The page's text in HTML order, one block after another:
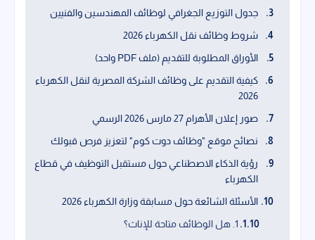
جدول التوزيع الجغرافي لوظائف المهندسين والفنيين
شروط وظائف نقل الكهرباء 2026
الأوراق المطلوبة للتقديم (ملف PDF واحد)
كيفية التقديم على وظائف الشركة المصرية لنقل الكهرباء
2026
صور إعلان الأهرام 27 مارس 2026 الرسمي
نصائح موقع "وظائف دوت كوم" لتعزيز فرص قبولك
رؤية الذكاء الاصطناعي حول مستقبل التوظيف في قطاع
الكهرباء
الأسئلة الشائعة حول مسابقة وزارة الكهرباء 2026
1. هل الوظائف متاحة للإناث؟